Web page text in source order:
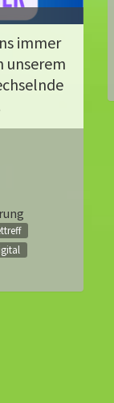
immer
unserem